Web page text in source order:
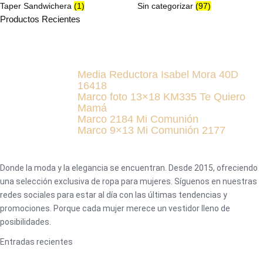
Taper Sandwichera (1) Sin categorizar (97)
Productos Recientes
Media Reductora Isabel Mora 40D
16418
Marco foto 13×18 KM335 Te Quiero
Mamá
Marco 2184 Mi Comunión
Marco 9×13 Mi Comunión 2177
Donde la moda y la elegancia se encuentran. Desde 2015, ofreciendo
una selección exclusiva de ropa para mujeres. Síguenos en nuestras
redes sociales para estar al día con las últimas tendencias y
promociones. Porque cada mujer merece un vestidor lleno de
posibilidades.
Entradas recientes